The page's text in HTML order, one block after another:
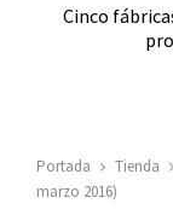
Cinco
Portada Tienda
marzo 2016)